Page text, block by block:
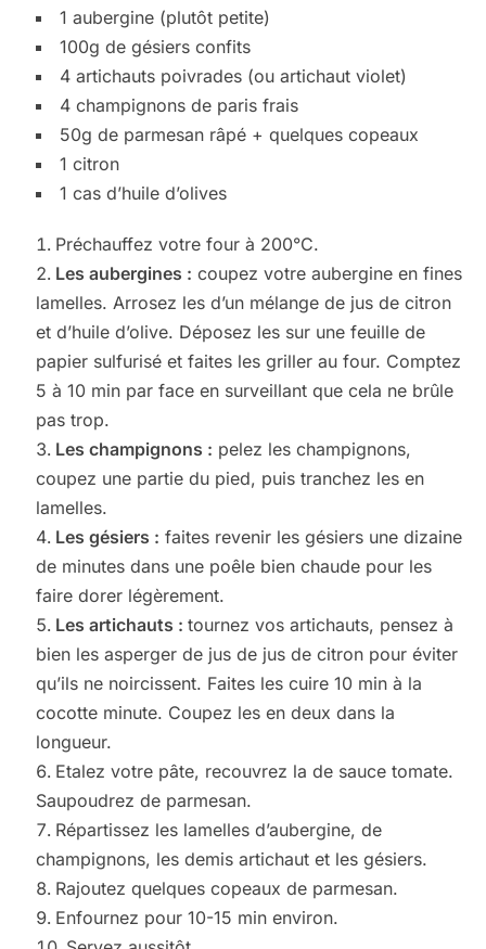
1 aubergine (plutôt petite)
100g de gésiers confits
4 artichauts poivrades (ou artichaut violet)
4 champignons de paris frais
50g de parmesan râpé + quelques copeaux
1 citron
1 cas d’huile d’olives
Préchauffez votre four à 200°C.
Les aubergines : coupez votre aubergine en fines
lamelles. Arrosez les d’un mélange de jus de citron
et d’huile d’olive. Déposez les sur une feuille de
papier sulfurisé et faites les griller au four. Comptez
5 à 10 min par face en surveillant que cela ne brûle
pas trop.
Les champignons : pelez les champignons,
coupez une partie du pied, puis tranchez les en
lamelles.
Les gésiers : faites revenir les gésiers une dizaine
de minutes dans une poêle bien chaude pour les
faire dorer légèrement.
Les artichauts : tournez vos artichauts, pensez à
bien les asperger de jus de jus de citron pour éviter
qu’ils ne noircissent. Faites les cuire 10 min à la
cocotte minute. Coupez les en deux dans la
longueur.
Etalez votre pâte, recouvrez la de sauce tomate.
Saupoudrez de parmesan.
Répartissez les lamelles d’aubergine, de
champignons, les demis artichaut et les gésiers.
Rajoutez quelques copeaux de parmesan.
Enfournez pour 10-15 min environ.